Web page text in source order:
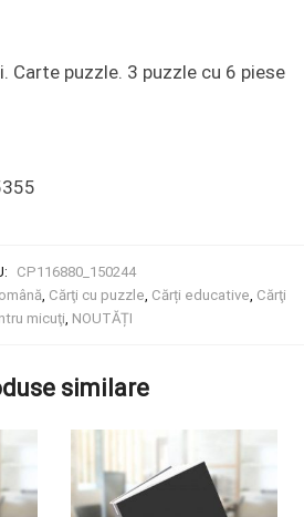
Carte puzzle. 3 puzzle cu 6 piese
CP116880_150244
Cărţi cu puzzle Cărți educative Cărţi
micuţi NOUTĂȚI
similare